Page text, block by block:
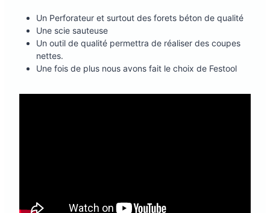
Un Perforateur et surtout des forets béton de qualité
Une scie sauteuse
Un outil de qualité permettra de réaliser des coupes
nettes.
Une fois de plus nous avons fait le choix de Festool